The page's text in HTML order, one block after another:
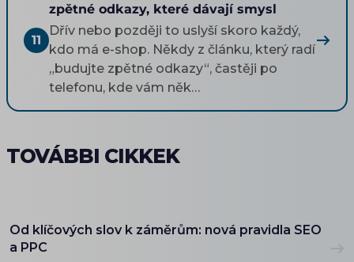
11
zpětné odkazy, které dávají smysl
Dřív nebo později to uslyší skoro každý,
kdo má e-shop. Někdy z článku, který radí
„budujte zpětné odkazy“, častěji po
telefonu, kde vám něk…
TOVÁBBI CIKKEK
Od klíčových slov k záměrům: nová pravidla SEO
a PPC